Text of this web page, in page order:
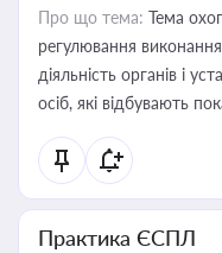
Про що тема: Тема
регулювання
діяльність органів і
осіб, які відбувають
Практика ЄСПЛ